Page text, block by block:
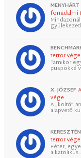
forradalmi
terror vége
"amikor
püspökké
X. JÓZSEF
vége
A „költő”
alapvető
terror vége
Péter,
a